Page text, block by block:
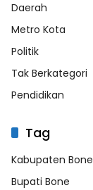
Daerah
Metro Kota
Politik
Tak Berkategori
Pendidikan
Tag
Kabupaten Bone
Bupati Bone